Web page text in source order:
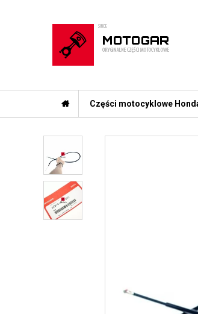
Części motocyklowe